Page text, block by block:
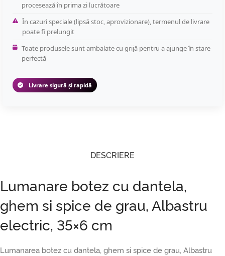
procesează în prima zi lucrătoare
În cazuri speciale (lipsă stoc, aprovizionare), termenul de livrare
poate fi prelungit
Toate produsele sunt ambalate cu grijă pentru a ajunge în stare
perfectă
Livrare sigură și rapidă
DESCRIERE
Lumanare botez cu dantela,
ghem si spice de grau, Albastru
electric, 35×6 cm
Lumanarea botez cu dantela, ghem si spice de grau, Albastru